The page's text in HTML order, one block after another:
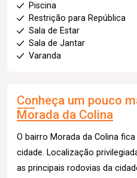
Piscina
Restrição para República
Sala de Estar
Sala de Jantar
Varanda
Conheça um pouco
Morada da Colina
O bairro Morada da Colina
cidade. Localização
as principais rodovias da